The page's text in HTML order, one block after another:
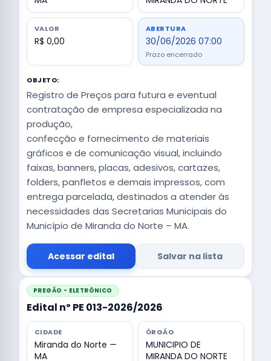
VALOR
R$ 0,00
ABERTURA
30/06/2026 07:00
Prazo encerrado
OBJETO:
Registro de Preços para futura e eventual
contratação de empresa especializada na
produção,
confecção e fornecimento de materiais
gráficos e de comunicação visual, incluindo
faixas, banners, placas, adesivos, cartazes,
folders, panfletos e demais impressos, com
entrega parcelada, destinados a atender às
necessidades das Secretarias Municipais do
Município de Miranda do Norte – MA.
Acessar edital Salvar na lista
PREGÃO - ELETRÔNICO
Edital nº PE 013-2026/2026
CIDADE
Miranda do Norte —
MA
ÓRGÃO
MUNICIPIO DE
MIRANDA DO NORTE